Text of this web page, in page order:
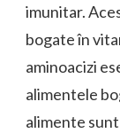
imunitar.
bogate în
aminoacizi
alimentele
alimente